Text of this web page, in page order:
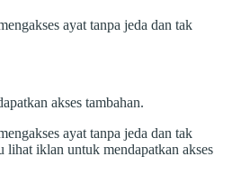
ayat tanpa jeda dan tak
akses tambahan.
ayat tanpa jeda dan tak
lihat iklan untuk mendapatkan akses